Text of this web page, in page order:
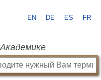
EN DE ES FR